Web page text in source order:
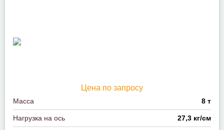
Цена по запросу
Масса 8 т
Нагрузка на ось 27,3 кг/см